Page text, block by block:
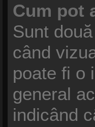
Cum pot
Sunt
când
poate fi o
general
indicând